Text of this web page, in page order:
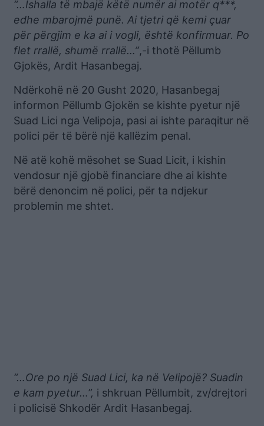
“…Ishalla të mbajë këtë numër ai motër q***,
edhe mbarojmë punë. Ai tjetri që kemi çuar
për përgjim e ka ai i vogli, është konfirmuar. Po
flet rrallë, shumë rrallë…”,-i thotë Pëllumb
Gjokës, Ardit Hasanbegaj.
Ndërkohë në 20 Gusht 2020, Hasanbegaj
informon Pëllumb Gjokën se kishte pyetur një
Suad Lici nga Velipoja, pasi ai ishte paraqitur në
polici për të bërë një kallëzim penal.
Në atë kohë mësohet se Suad Licit, i kishin
vendosur një gjobë financiare dhe ai kishte
bërë denoncim në polici, për ta ndjekur
problemin me shtet.
“…Ore po një Suad Lici, ka në Velipojë? Suadin
e kam pyetur…”, i shkruan Pëllumbit, zv/drejtori
i policisë Shkodër Ardit Hasanbegaj.